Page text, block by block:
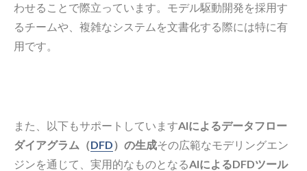
わせることで際立っています。モデル駆動開発を採用す
るチームや、複雑なシステムを文書化する際には特に有
用です。
また、以下もサポートしていますAIによるデータフロー
ダイアグラム（DFD）の生成その広範なモデリングエン
ジンを通じて、実用的なものとなるAIによるDFDツール